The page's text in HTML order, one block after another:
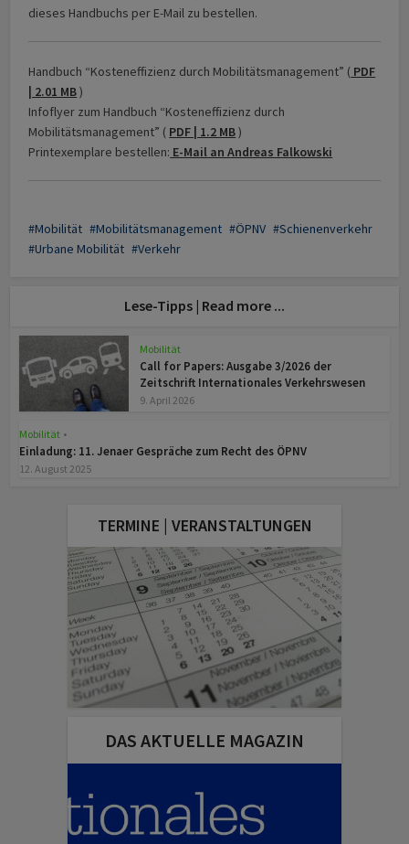
dieses Handbuchs per E-Mail zu bestellen.
Handbuch “Kosteneffizienz durch Mobilitätsmanagement” ( PDF
| 2.01 MB)
Infoflyer zum Handbuch “Kosteneffizienz durch
Mobilitätsmanagement” ( PDF | 1.2 MB)
Printexemplare bestellen: E-Mail an Andreas Falkowski
Mobilität Mobilitätsmanagement ÖPNV
Schienenverkehr
Urbane Mobilität
Verkehr
Lese-Tipps | Read more ...
Mobilität
Call for Papers: Ausgabe 3/2026 der
Zeitschrift Internationales Verkehrswesen
9. April 2026
Mobilität •
Einladung: 11. Jenaer Gespräche zum Recht des ÖPNV
12. August 2025
TERMINE | VERANSTALTUNGEN
DAS AKTUELLE MAGAZIN